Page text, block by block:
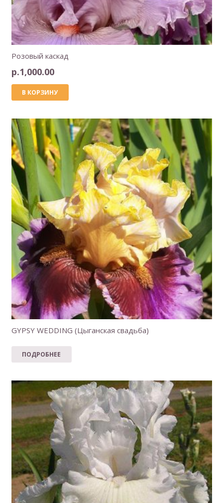
Розовый каскад
р.1,000.00
В КОРЗИНУ
GYPSY WEDDING (Цыганская свадьба)
ПОДРОБНЕЕ